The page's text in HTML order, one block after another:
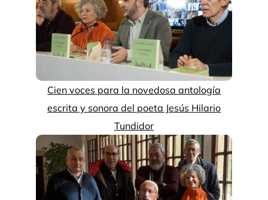
Cien voces para la novedosa antología
escrita y sonora del poeta Jesús Hilario
Tundidor